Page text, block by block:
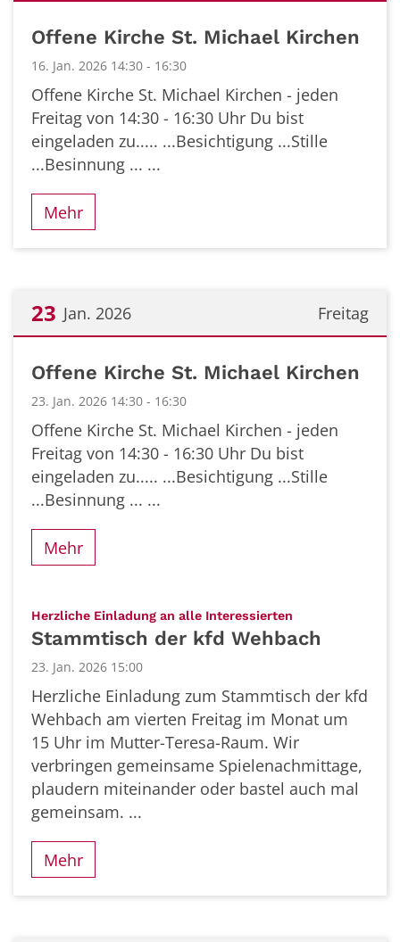
Offene Kirche St. Michael Kirchen
16. Jan. 2026 14:30 - 16:30
Offene Kirche St. Michael Kirchen - jeden
Freitag von 14:30 - 16:30 Uhr Du bist
eingeladen zu..... ...Besichtigung ...Stille
...Besinnung ... ...
Mehr
Freitag
23 Jan. 2026
Offene Kirche St. Michael Kirchen
23. Jan. 2026 14:30 - 16:30
Offene Kirche St. Michael Kirchen - jeden
Freitag von 14:30 - 16:30 Uhr Du bist
eingeladen zu..... ...Besichtigung ...Stille
...Besinnung ... ...
Mehr
Herzliche Einladung an alle Interessierten
Stammtisch der kfd Wehbach
23. Jan. 2026 15:00
Herzliche Einladung zum Stammtisch der kfd
Wehbach am vierten Freitag im Monat um
15 Uhr im Mutter-Teresa-Raum. Wir
verbringen gemeinsame Spielenachmittage,
plaudern miteinander oder bastel auch mal
gemeinsam. ...
Mehr